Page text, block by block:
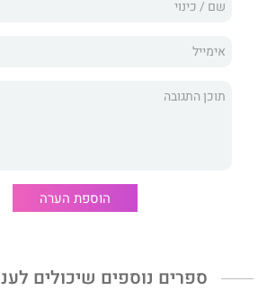
ספרות השואה, ולעדוּת הנשית החשובה ביותר
אף אחד מאיתנו לא יחזור
יצירה המשתווה לזו של שרלוט דלבו, למעט אולי
"שיר קינה לחיים" - אחרית דבר מאת נעמה
הוספת הערה
ספרים נוספים שיכולים